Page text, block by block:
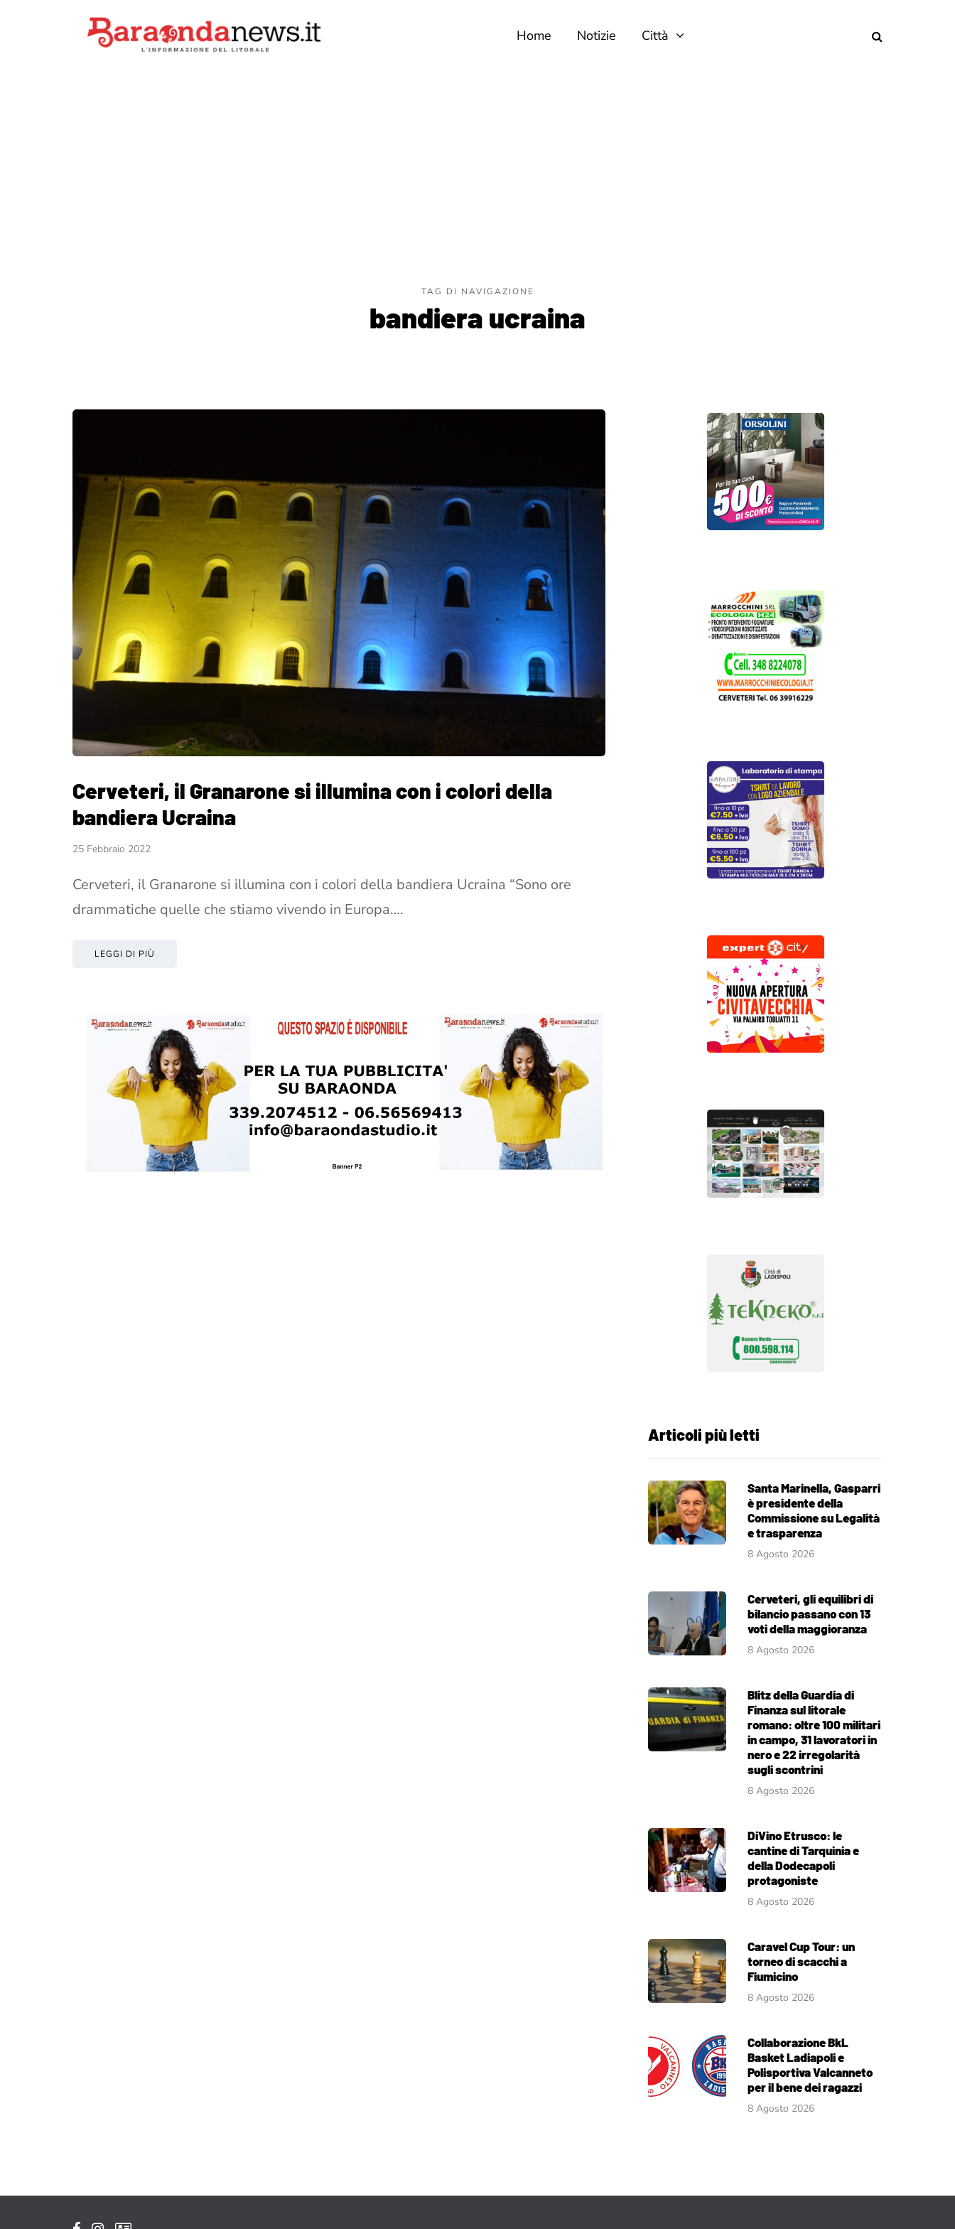
Home Notizie Città
TAG DI NAVIGAZIONE
bandiera ucraina
Cerveteri, il Granarone si illumina con i colori della
bandiera Ucraina
25 Febbraio 2022
Cerveteri, il Granarone si illumina con i colori della bandiera Ucraina “Sono ore
drammatiche quelle che stiamo vivendo in Europa….
LEGGI DI PIÙ
Articoli più letti
Santa Marinella, Gasparri
è presidente della
Commissione su Legalità
e trasparenza
8 Agosto 2026
Cerveteri, gli equilibri di
bilancio passano con 13
voti della maggioranza
8 Agosto 2026
Blitz della Guardia di
Finanza sul litorale
romano: oltre 100 militari
in campo, 31 lavoratori in
nero e 22 irregolarità
sugli scontrini
8 Agosto 2026
DiVino Etrusco: le
cantine di Tarquinia e
della Dodecapoli
protagoniste
8 Agosto 2026
Caravel Cup Tour: un
torneo di scacchi a
Fiumicino
8 Agosto 2026
Collaborazione BkL
Basket Ladiapoli e
Polisportiva Valcanneto
per il bene dei ragazzi
8 Agosto 2026